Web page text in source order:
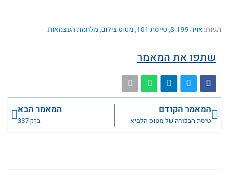
תגיות: אויה S-199 , טייסת 101 , מטוס צילום, מלחמת העצמאות
שתפו את המאמר
קודם
המאמר הקודם
טיסת הבכורה של מטוס הלביא
המאמר הבא
ברק 337